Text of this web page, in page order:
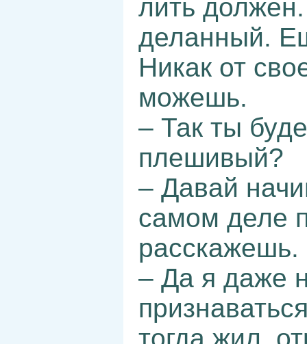
лить
деланный.
Никак от
можешь.
– Так ты
плешивый?
– Давай
самом деле
расскажешь.
– Да я даже
тогда жил,